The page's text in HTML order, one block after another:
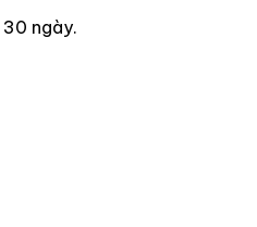
30 ngày.